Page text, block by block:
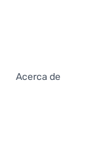
Acerca de